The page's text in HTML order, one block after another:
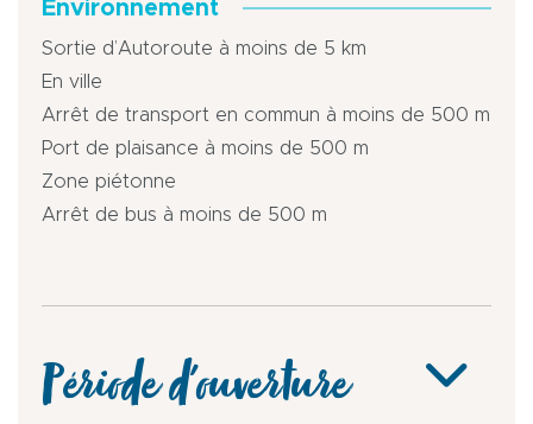
Environnement
Sortie d’Autoroute à moins de 5 km
En ville
Arrêt de transport en commun à moins de 500 m
Port de plaisance à moins de 500 m
Zone piétonne
Arrêt de bus à moins de 500 m
Période d'ouverture